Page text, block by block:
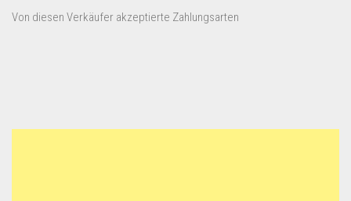
Von diesen Verkäufer akzeptierte Zahlungsarten